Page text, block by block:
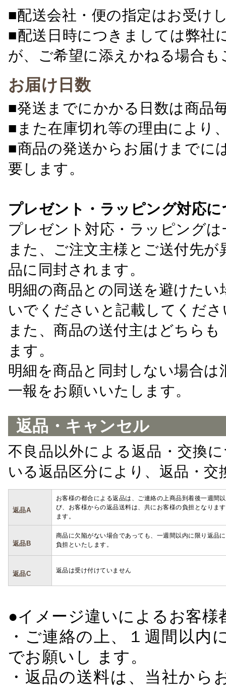
■配送会社・便の指定はお受け
■配送日時につきましては弊社
が、ご希望に添えかねる場合
お届け日数
■発送までにかかる日数は商品
■また在庫切れ等の理由により
■商品の発送からお届けまでに
要します。
プレゼント・ラッピング対応
プレゼント対応・ラッピング
また、ご注文主様とご送付先
品に同封されます。
明細の商品との同送を避けた
いでくださいと記載してくださ
また、商品の送付主はどちら
ます。
明細を商品と同封しない場合
一報をお願いいたします。
返品・キャンセル
不良品以外による返品・交換
いる返品区分により、返品・
返品A
お客様の都合による返品は、ご連絡の上商品到着後一週間
び、お客様からの返品送料は、共にお客様の負担となりま
ます。
返品B
商品に欠陥がない場合であっても、一週間以内に限り返品
負担といたします。
返品C 返品は受け付けていません
●イメージ違いによるお客
・ご連絡の上、１週間以
でお願いし ます。
・返品の送料は、当社か